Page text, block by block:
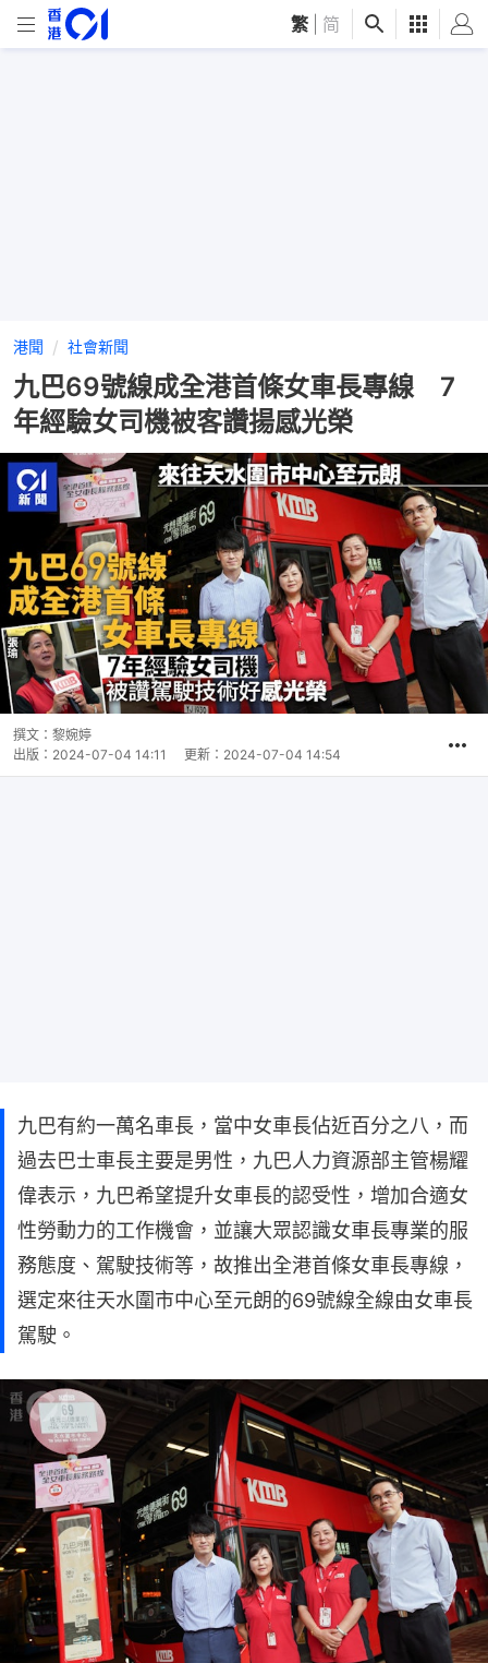
繁 简
港聞 社會新聞
九巴69號線成全港首條女車長專線 7
年經驗女司機被客讚揚感光榮
撰文： 黎婉婷
出版： 2024-07-04 14:11 更新： 2024-07-04 14:54
九巴有約一萬名車長，當中女車長佔近百分之八，而
過去巴士車長主要是男性，九巴人力資源部主管楊耀
偉表示，九巴希望提升女車長的認受性，增加合適女
性勞動力的工作機會，並讓大眾認識女車長專業的服
務態度、駕駛技術等，故推出全港首條女車長專線，
選定來往天水圍市中心至元朗的69號線全線由女車長
駕駛。